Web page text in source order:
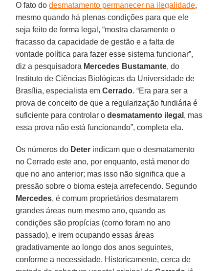
O fato dodesmatamento permanecer na ilegalidade,
mesmo quando há plenas condições para que ele
seja feito de forma legal, “mostra claramente o
fracasso da capacidade de gestão e a falta de
vontade política para fazer esse sistema funcionar”,
diz a pesquisadora Mercedes Bustamante, do
Instituto de Ciências Biológicas da Universidade de
Brasília, especialista emCerrado. “Era para ser a
prova de conceito de que a regularização fundiária é
suficiente para controlar odesmatamento ilegal , mas
essa prova não está funcionando”, completa ela.
Os números do Deter indicam que o desmatamento
no Cerrado este ano, por enquanto, está menor do
que no ano anterior; mas isso não significa que a
pressão sobre o bioma esteja arrefecendo. Segundo
Mercedes, é comum proprietários desmatarem
grandes áreas num mesmo ano, quando as
condições são propícias (como foram no ano
passado), e irem ocupando essas áreas
gradativamente ao longo dos anos seguintes,
conforme a necessidade. Historicamente, cerca de